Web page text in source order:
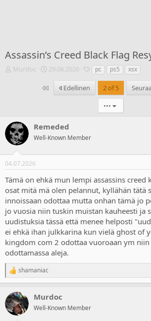
Assassin’s Creed Black Flag
V
k
e
t
u
n
l
o
i
t
t
a
a
Murdoc
A
o
p
ä
v
m
ä
ä
r
ä
29.06.2026
T
n
pc ps5 xsx
Ensimmäinen
Edellinen 2 of 5
•••
Remeded
Well-Known Member
04.07.2026
Tämä on ehkä mun lempi assassins creed
osat mitä mä olen pelannut, kyllähän tätä
innoissaan odottaa mutta onhan tämä jo
jo vuosia niin tuskin muistan kauheesti ja
uudistuksia tässä että menee helposti
ei ehkä ihan julkkarina kun vielä ghost of
kingdom com 2 odottaa vuoroaan ym niin
odottamassa aleja.
R
e
c
t
i
shamaniac
Murdoc
Well-Known Member